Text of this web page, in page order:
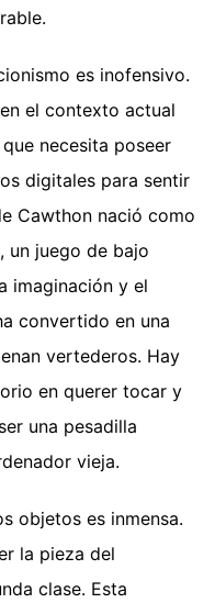
es inofensivo.
el contexto actual
necesita poseer
digitales para sentir
Cawthon nació como
un juego de bajo
imaginación y el
convertido en una
vertederos. Hay
en querer tocar y
una pesadilla
vieja.
objetos es inmensa.
la pieza del
clase. Esta